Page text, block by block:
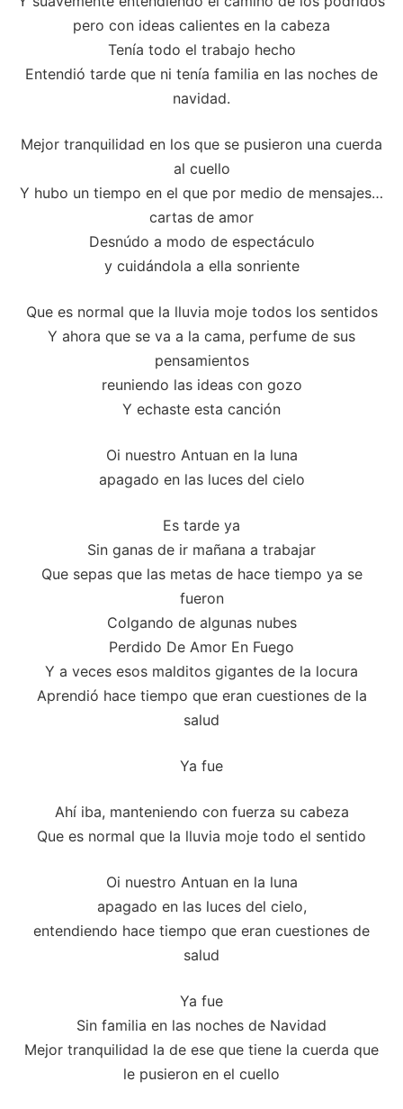
pero con ideas calientes en la cabeza
Tenía todo el trabajo hecho
Entendió tarde que ni tenía familia en las noches de
navidad.
Mejor tranquilidad en los que se pusieron una cuerda
al cuello
Y hubo un tiempo en el que por medio de mensajes…
cartas de amor
Desnúdo a modo de espectáculo
y cuidándola a ella sonriente
Que es normal que la lluvia moje todos los sentidos
Y ahora que se va a la cama, perfume de sus
pensamientos
reuniendo las ideas con gozo
Y echaste esta canción
Oi nuestro Antuan en la luna
apagado en las luces del cielo
Es tarde ya
Sin ganas de ir mañana a trabajar
Que sepas que las metas de hace tiempo ya se
fueron
Colgando de algunas nubes
Perdido De Amor En Fuego
Y a veces esos malditos gigantes de la locura
Aprendió hace tiempo que eran cuestiones de la
salud
Ya fue
Ahí iba, manteniendo con fuerza su cabeza
Que es normal que la lluvia moje todo el sentido
Oi nuestro Antuan en la luna
apagado en las luces del cielo,
entendiendo hace tiempo que eran cuestiones de
salud
Ya fue
Sin familia en las noches de Navidad
Mejor tranquilidad la de ese que tiene la cuerda que
le pusieron en el cuello